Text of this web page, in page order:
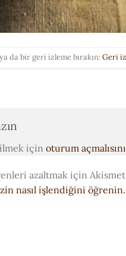
ya da bir geri izleme bırakın:Geri
için oturum
azaltmak için Akismet
nasıl işlendiğini öğrenin.